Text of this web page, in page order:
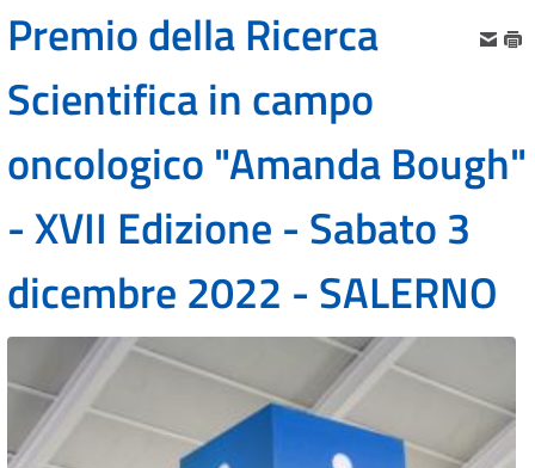
Premio della Ricerca
Scientifica in campo
oncologico "Amanda Bough"
- XVII Edizione - Sabato 3
dicembre 2022 - SALERNO